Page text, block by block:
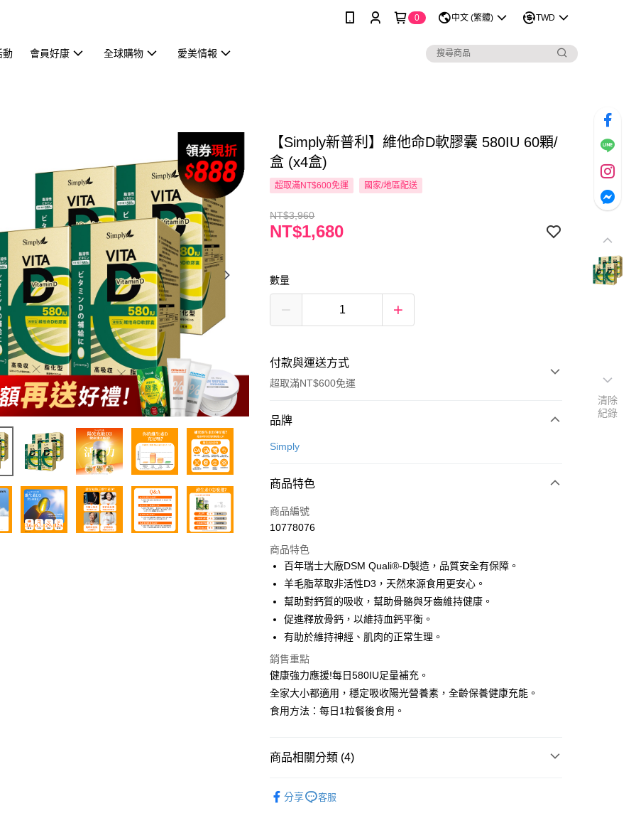
0 中文 (繁體) TWD
動 會員好康 全球購物 愛美情報
【Simply新普利】維他命D軟膠囊 580IU 60顆/
盒 (x4盒)
超取滿NT$600免運 國家/地區配送
NT$3,960
NT$1,680
數量
付款與運送方式
超取滿NT$600免運
付款方式
信用卡一次付款
Apple Pay
街口支付
悠遊付
Google Pay
全盈+PAY
AFTEE先享後付
相關說明
【關於「AFTEE先享後付」】
AFTEE先享後付是「在收到商品之後才付款」的支付方式。 讓您購物簡單
便利好安心！
３．安心：先確認商品／服務後，再付款。
１．於結帳方式選擇「AFTEE先享後付」後，將跳轉至「AFTEE先享後
付」結帳頁面，進行簡訊認證並確認金額後，即可完成結帳。
ATM付款
每筆NT$100，滿NT$600(含以上)免運費
品牌
Simply
商品特色
商品編號
10778076
商品特色
百年瑞士大廠DSM Quali®-D製造，品質安全有保障。
羊毛脂萃取非活性D3，天然來源食用更安心。
幫助對鈣質的吸收，幫助骨骼與牙齒維持健康。
促進釋放骨鈣，以維持血鈣平衡。
有助於維持神經、肌肉的正常生理。
銷售重點
健康強力應援!每日580IU足量補充。
全家大小都適用，穩定吸收陽光營養素，全齡保養健康充能。
食用方法：每日1粒餐後食用。
商品相關分類 (4)
分享 客服
清除
紀錄